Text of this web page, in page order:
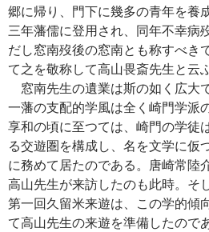
郷に帰り、門下に幾多の青年を養
三年藩儒に登用され、同年不幸病
だし窓南歿後の窓南とも称すべき
て之を敬称して高山畏斎先生と云
窓南先生の遺業は斯の如く広大
一藩の支配的学風は全く崎門学派
享和の頃に至つては、崎門の学徒
る交遊圏を構成し、名を文学に仮
に務めて居たのである。唐崎常陸
高山先生が来訪したのも此時。そ
第一回久留米来遊は、この学的傾
て高山先生の来遊を準備したので